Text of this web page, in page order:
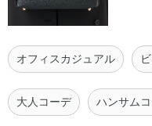
オフィスカジュアル
大人コーデ ハンサム